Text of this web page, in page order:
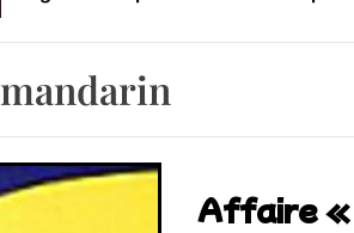
Retrouvez-nous au Bos’Tock
mandarin
Affaire «